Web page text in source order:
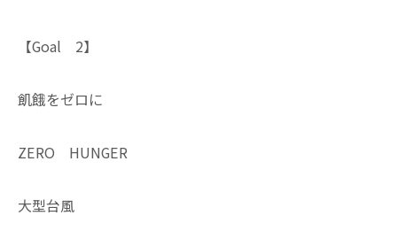
【Goal 2】
飢餓をゼロに
ZERO HUNGER
大型台風